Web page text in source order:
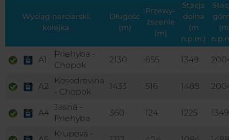
Wyciąg narciarski,
kolejka
Długość
(m)
Przewy­
ższenie
(m)
Stacja
dolna
(m
n.p.m.)
(m
A1
Priehyba -
Chopok
2130 655 1349
A2
Kosodrevina
- Chopok
1433 516 1488
A4
Jasná -
Priehyba
360 124 1225 1349
Krupová -